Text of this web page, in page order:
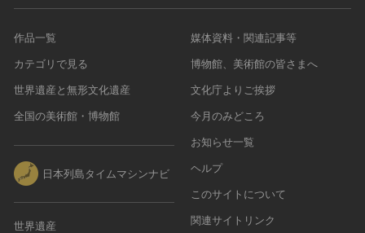
作品一覧
カテゴリで見る
世界遺産と無形文化遺産
全国の美術館・博物館
日本列島タイムマシンナビ
世界遺産
媒体資料・関連記事等
博物館、美術館の皆さまへ
文化庁よりご挨拶
今月のみどころ
お知らせ一覧
ヘルプ
このサイトについて
関連サイトリンク